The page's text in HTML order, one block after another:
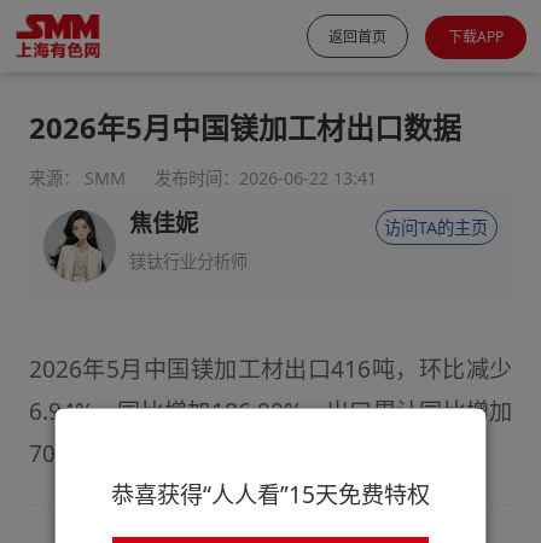
返回首页 下载APP
2026年5月中国镁加工材出口数据
来源： SMM 发布时间：2026-06-22 13:41
焦佳妮
镁钛行业分析师
访问TA的主页
2026年5月中国镁加工材出口416吨，环比减少
6.94%，同比增加186.90%，出口累计同比增加
70.51%
恭喜获得“人人看”15天免费特权